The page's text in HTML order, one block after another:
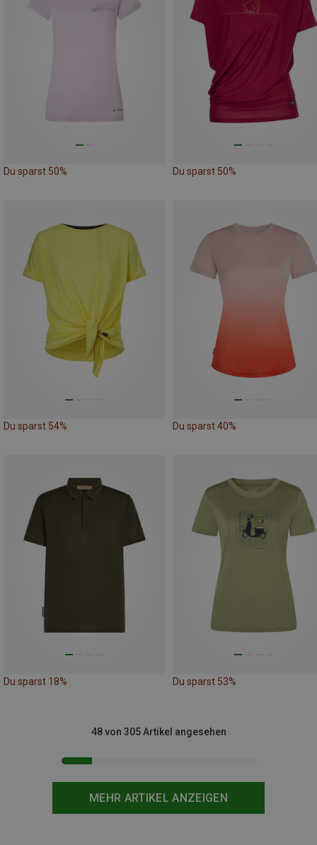
Du sparst 50% Du sparst 50%
Du sparst 54% Du sparst 40%
Du sparst 18% Du sparst 53%
MEHR ARTIKEL ANZEIGEN
48 von 305 Artikel angesehen